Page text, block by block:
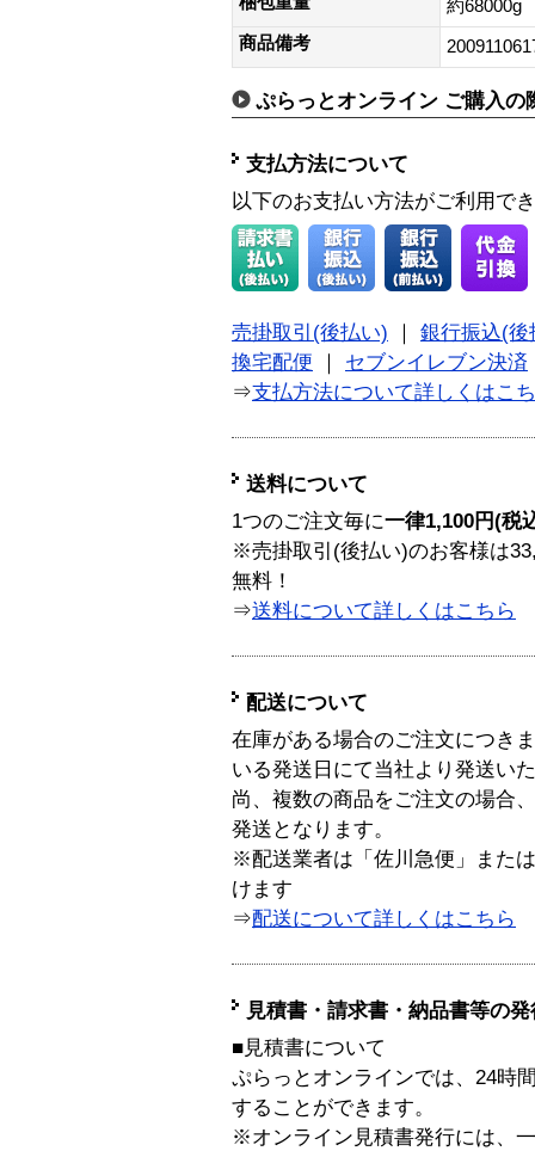
約68000g
商品備考
ぷらっとオンライン ご購入の
支払方法について
以下のお支払い方法がご利用で
売掛取引(後払い)
銀行振込(後
換宅配便
セブンイレブン決済
⇒支払方法について詳しくはこ
送料について
1つのご注文毎に一律1,100円(税
※売掛取引(後払い)のお客様は
無料！
⇒送料について詳しくはこちら
配送について
在庫がある場合のご注文につき
いる発送日にて当社より発送い
尚、複数の商品をご注文の場合
発送となります。
※配送業者は「佐川急便」また
けます
⇒配送について詳しくはこちら
見積書・請求書・納品書等の
■見積書について
ぷらっとオンラインでは、24時
することができます。
※オンライン見積書発行には、